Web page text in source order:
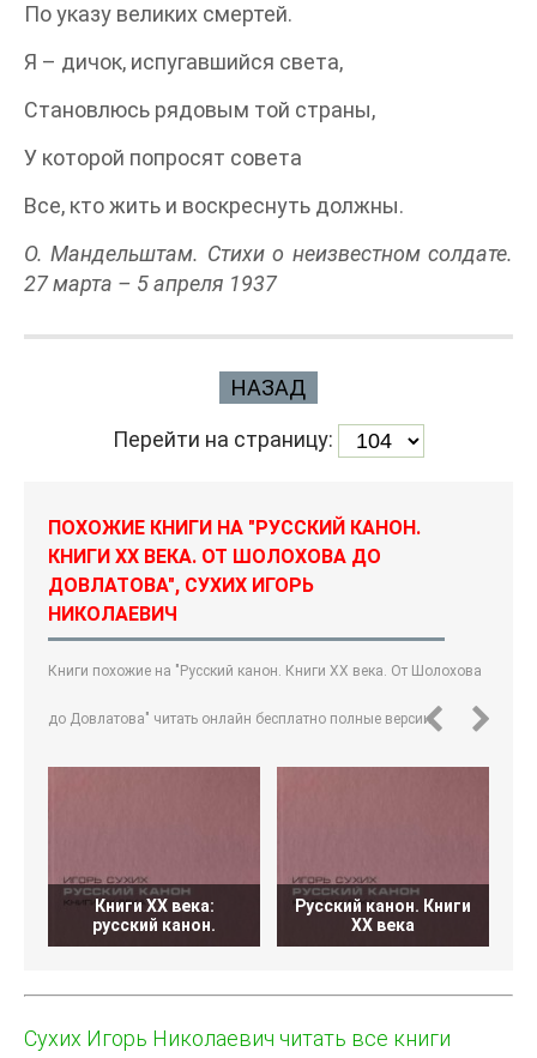
По указу великих смертей.
Я – дичок, испугавшийся света,
Становлюсь рядовым той страны,
У которой попросят совета
Все, кто жить и воскреснуть должны.
О. Мандельштам. Стихи о неизвестном солдате.
27 марта – 5 апреля 1937
НАЗАД
Перейти на страницу:
ПОХОЖИЕ КНИГИ НА "РУССКИЙ КАНОН.
КНИГИ ХХ ВЕКА. ОТ ШОЛОХОВА ДО
ДОВЛАТОВА", СУХИХ ИГОРЬ
НИКОЛАЕВИЧ
Книги похожие на "Русский канон. Книги ХХ века. От Шолохова
до Довлатова" читать онлайн бесплатно полные версии.
Книги XX века:
русский канон.
Русский канон. Книги
XX века
Сухих Игорь Николаевич читать все книги